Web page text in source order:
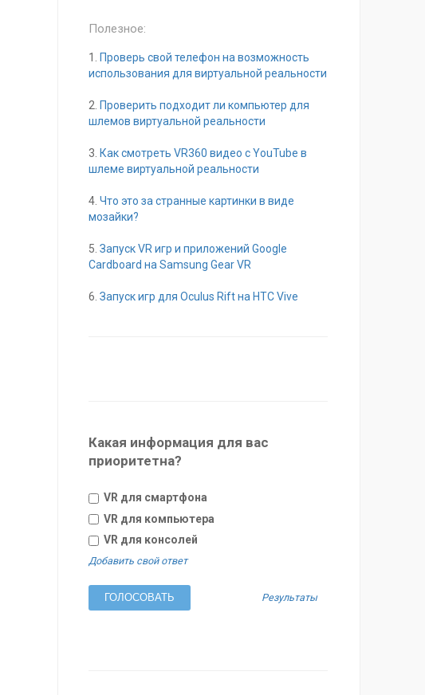
Полезное:
1.
Проверь свой телефон на возможность
использования для виртуальной реальности
2. Проверить подходит ли компьютер для
шлемов виртуальной реальности
3. Как смотреть VR360 видео с YouTube в
шлеме виртуальной реальности
4. Что это за странные картинки в виде
мозайки?
5. Запуск VR игр и приложений Google
Cardboard на Samsung Gear VR
6. Запуск игр для Oculus Rift на HTC Vive
Какая информация для вас
приоритетна?
VR для смартфона
VR для компьютера
VR для консолей
Добавить свой ответ
Результаты